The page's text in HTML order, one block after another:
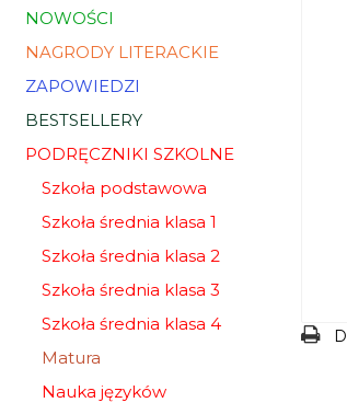
NOWOŚCI
NAGRODY LITERACKIE
ZAPOWIEDZI
BESTSELLERY
PODRĘCZNIKI SZKOLNE
Szkoła podstawowa
Szkoła średnia klasa 1
Szkoła średnia klasa 2
Szkoła średnia klasa 3
Szkoła średnia klasa 4
Matura
Nauka języków